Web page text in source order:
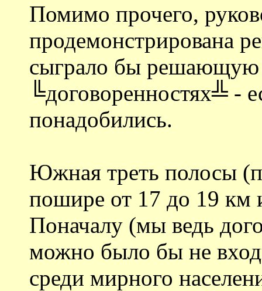
Помимо прочего,
продемонстрирована
сыграло бы
╚договоренностях╩ -
понадобились.
Южная треть полосы
пошире от 17 до 19 км
Поначалу (мы ведь
можно было бы не
среди мирного